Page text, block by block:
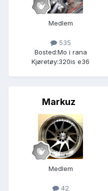
Medlem
535
Bosted:Mo i rana
Kjøretøy:320is e36
Markuz
Medlem
42